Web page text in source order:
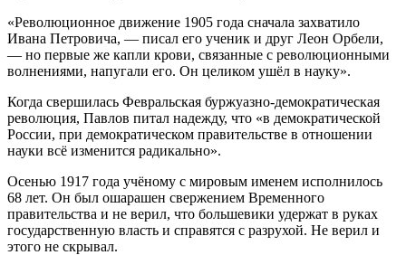
«Революционное движение 1905 года сначала захватило
Ивана Петровича, — писал его ученик и друг Леон Орбели,
— но первые же капли крови, связанные с революционными
волнениями, напугали его. Он целиком ушёл в науку».
Когда свершилась Февральская буржуазно-демократическая
революция, Павлов питал надежду, что «в демократической
России, при демократическом правительстве в отношении
науки всё изменится радикально».
Осенью 1917 года учёному с мировым именем исполнилось
68 лет. Он был ошарашен свержением Временного
правительства и не верил, что большевики удержат в руках
государственную власть и справятся с разрухой. Не верил и
этого не скрывал.